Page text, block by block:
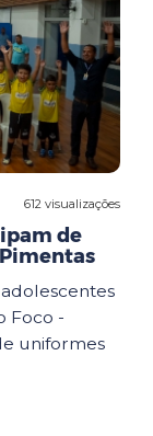
612 visualizações
de
Foco -
uniformes